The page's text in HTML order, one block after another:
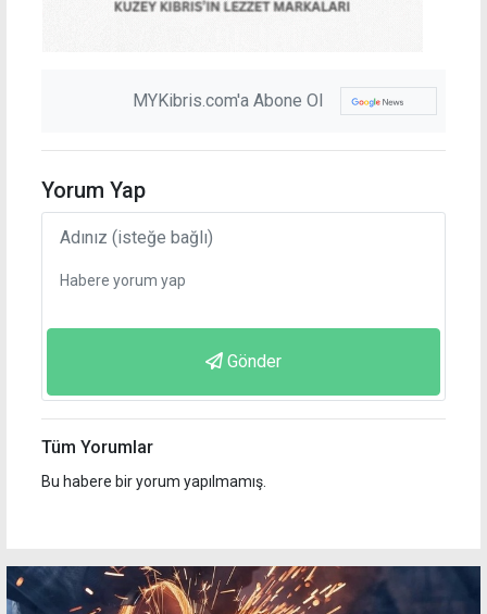
MYKibris.com'a Abone Ol
Yorum Yap
Gönder
Tüm Yorumlar
Bu habere bir yorum yapılmamış.